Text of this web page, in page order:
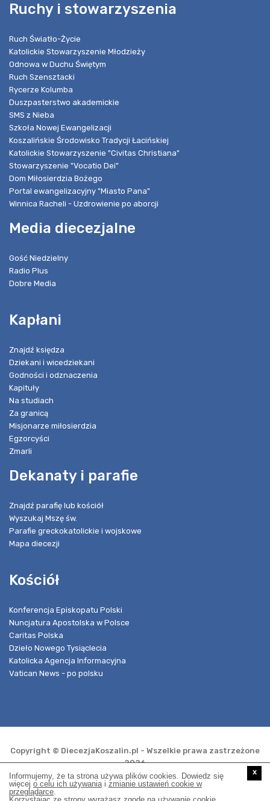
Ruchy i stowarzyszenia
Ruch Światło-Życie
Katolickie Stowarzyszenie Młodzieży
Odnowa w Duchu Świętym
Ruch Szensztacki
Rycerze Kolumba
Duszpasterstwo akademickie
SMS z Nieba
Szkoła Nowej Ewangelizacji
Koszalińskie Środowisko Tradycji Łacińskiej
Katolickie Stowarzyszenie "Civitas Christiana"
Stowarzyszenie "Vocatio Dei"
Dom Miłosierdzia Bożego
Portal ewangelizacyjny "Miasto Pana"
Winnica Racheli - Uzdrowienie po aborcji
Media diecezjalne
Gość Niedzielny
Radio Plus
Dobre Media
Kapłani
Znajdź księdza
Dziekani i wicedziekani
Godności i odznaczenia
Kapituły
Na studiach
Za granicą
Misjonarze miłosierdzia
Egzorcyści
Zmarli
Dekanaty i parafie
Znajdź parafię lub kościół
Wyszukaj Mszę św.
Parafie greckokatolickie i wojskowe
Mapa diecezji
Kościół
Konferencja Episkopatu Polski
Nuncjatura Apostolska w Polsce
Caritas Polska
Dzieło Nowego Tysiąclecia
Katolicka Agencja Informacyjna
Vatican News - po polsku
Copyright © DiecezjaKoszalin.pl - Wszelkie prawa zastrzeżone
2026
Realizacja i opieka techniczna:
Informujemy, że ta strona używa plików cookies. Dowiedz się
więcej o celu ich używaniai zmianie ustawień cookie w
przeglądarce.
x